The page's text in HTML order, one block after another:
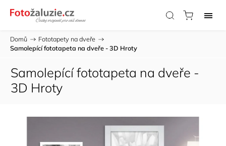
Domů / Fototapety na dveře /
Samolepící fototapeta na dveře - 3D Hroty
Samolepící fototapeta na dveře -
3D Hroty